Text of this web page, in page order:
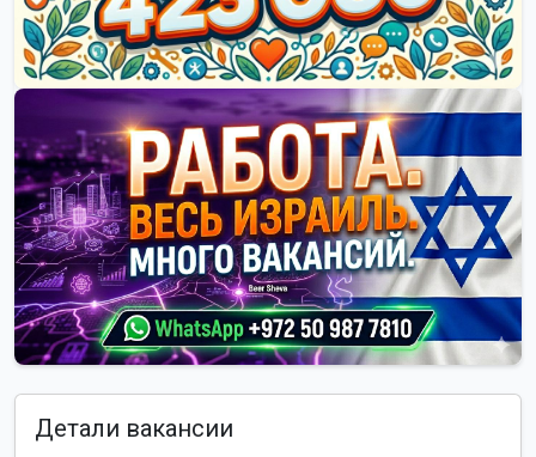
Детали вакансии